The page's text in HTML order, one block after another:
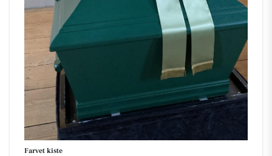
Farvet kiste